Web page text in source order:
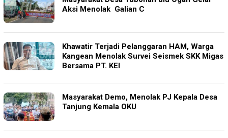
Aksi Menolak Galian C
Khawatir Terjadi Pelanggaran HAM, Warga
Kangean Menolak Survei Seismek SKK Migas
Bersama PT. KEI
Masyarakat Demo, Menolak PJ Kepala Desa
Tanjung Kemala OKU